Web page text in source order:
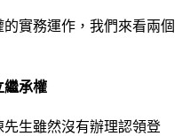
實務運作，我們來看兩個
繼承權
生雖然沒有辦理認領登